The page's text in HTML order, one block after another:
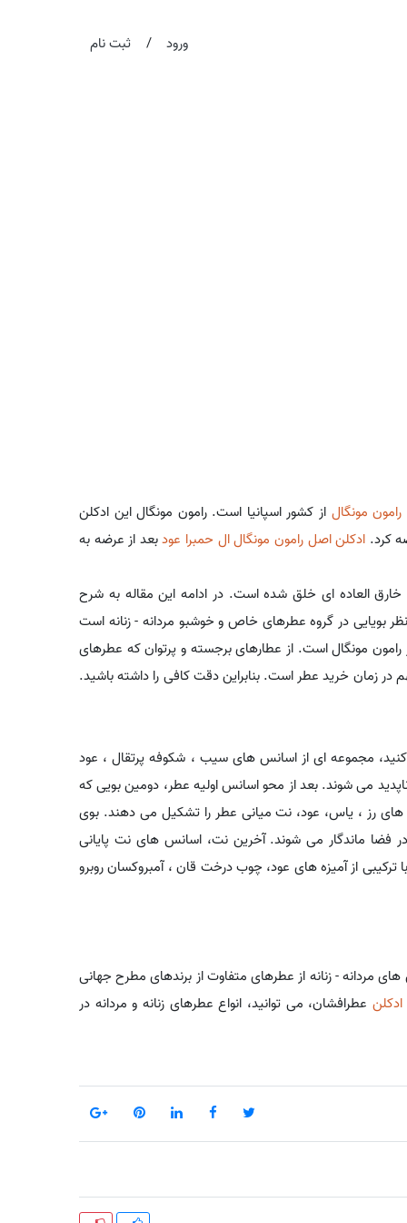
ورود / ثبت نام
رامون مونگال از کشور اسپانیا است. رامون مونگال این ادکلن
ادکلن اصل رامون مونگال ال حمبرا عودبعد از عرضه به
العاده ای خلق شده است. در ادامه این مقاله به شرح
بویایی در گروه عطرهای خاص و خوشبو مردانه - زنانه است
مونگال است. از عطارهای برجسته و پرتوان که عطرهای
زمان خرید عطر است. بنابراین دقت کافی را داشته باشید.
مجموعه ای از اسانس های سیب ، شکوفه پرتقال ، عود
می شوند. بعد از محو اسانس اولیه عطر، دومین بویی که
رز ، یاس، عود، نت میانی عطر را تشکیل می دهند. بوی
فضا ماندگار می شوند. آخرین نت، اسانس های نت پایانی
از آمیزه های عود، چوب درخت قان ، آمبروکسان روبرو
مردانه - زنانه از عطرهای متفاوت از برندهای مطرح جهانی
عطرافشان، می توانید، انواع عطرهای زنانه و مردانه در